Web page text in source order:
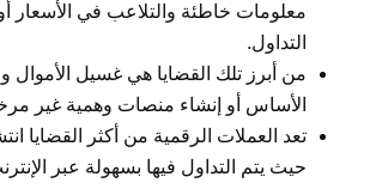
معلومات خاطئة والتلاعب في
التداول.
من أبرز تلك القضايا هي غسيل
الأساس أو إنشاء منصات وهمية غير
تعد العملات الرقمية من أكثر القضايا
حيث يتم التداول فيها بسهولة عبر